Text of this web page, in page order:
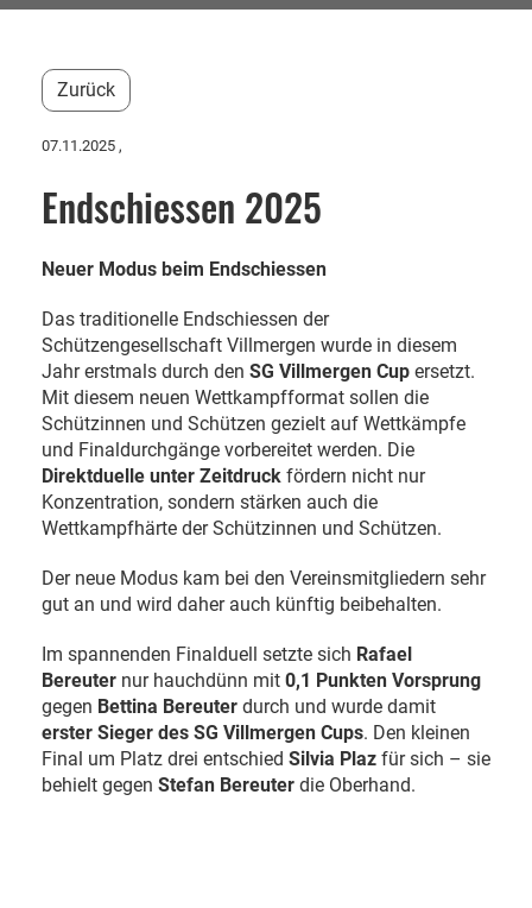
Zurück
07.11.2025 ,
Endschiessen 2025
Neuer Modus beim Endschiessen
Das traditionelle Endschiessen der
Schützengesellschaft Villmergen wurde in diesem
Jahr erstmals durch den SG Villmergen Cup ersetzt.
Mit diesem neuen Wettkampfformat sollen die
Schützinnen und Schützen gezielt auf Wettkämpfe
und Finaldurchgänge vorbereitet werden. Die
Direktduelle unter Zeitdruck fördern nicht nur
Konzentration, sondern stärken auch die
Wettkampfhärte der Schützinnen und Schützen.
Der neue Modus kam bei den Vereinsmitgliedern sehr
gut an und wird daher auch künftig beibehalten.
Im spannenden Finalduell setzte sich Rafael
Bereuter nur hauchdünn mit 0,1 Punkten Vorsprung
gegen Bettina Bereuter durch und wurde damit
erster Sieger des SG Villmergen Cups. Den kleinen
Final um Platz drei entschied Silvia Plaz für sich – sie
behielt gegen Stefan Bereuter die Oberhand.